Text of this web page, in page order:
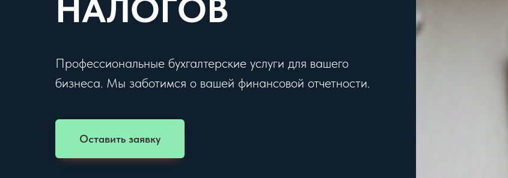
НАЛОГОВ
Профессиональные бухгалтерские услуги для вашего
бизнеса. Мы заботимся о вашей финансовой отчетности.
Оставить заявку